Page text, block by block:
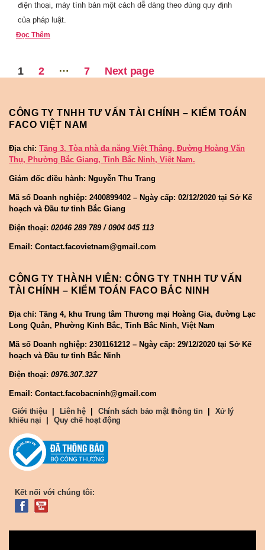
điện thoại, máy tính bản một cách dễ dàng theo đúng quy định
của pháp luật.
Đọc Thêm
Trang
1 Trang
2 … Trang
7 Next page
CÔNG TY TNHH TƯ VẤN TÀI CHÍNH – KIỂM TOÁN
FACO VIỆT NAM
Địa chỉ: Tầng 3, Tòa nhà đa năng Việt Thắng, Đường Hoàng Văn
Thụ, Phường Bắc Giang, Tỉnh Bắc Ninh, Việt Nam.
Giám đốc điều hành: Nguyễn Thu Trang
Mã số Doanh nghiệp: 2400899402 – Ngày cấp: 02/12/2020 tại Sở Kế
hoạch và Đầu tư tỉnh Bắc Giang
Điện thoại: 02046 289 789 / 0904 045 113
Email: Contact.facovietnam@gmail.com
CÔNG TY THÀNH VIÊN: CÔNG TY TNHH TƯ VẤN
TÀI CHÍNH – KIỂM TOÁN FACO BẮC NINH
Địa chỉ: Tầng 4, khu Trung tâm Thương mại Hoàng Gia, đường Lạc
Long Quân, Phường Kinh Bắc, Tỉnh Bắc Ninh, Việt Nam
Mã số Doanh nghiệp: 2301161212 – Ngày cấp: 29/12/2020 tại Sở Kế
hoạch và Đầu tư tỉnh Bắc Ninh
Điện thoại: 0976.307.327
Email: Contact.facobacninh@gmail.com
Giới thiệu
Liên hệ Chính sách bảo mật thông tin
Xử lý
khiếu nại
Quy chế hoạt động
Kết nối với chúng tôi: